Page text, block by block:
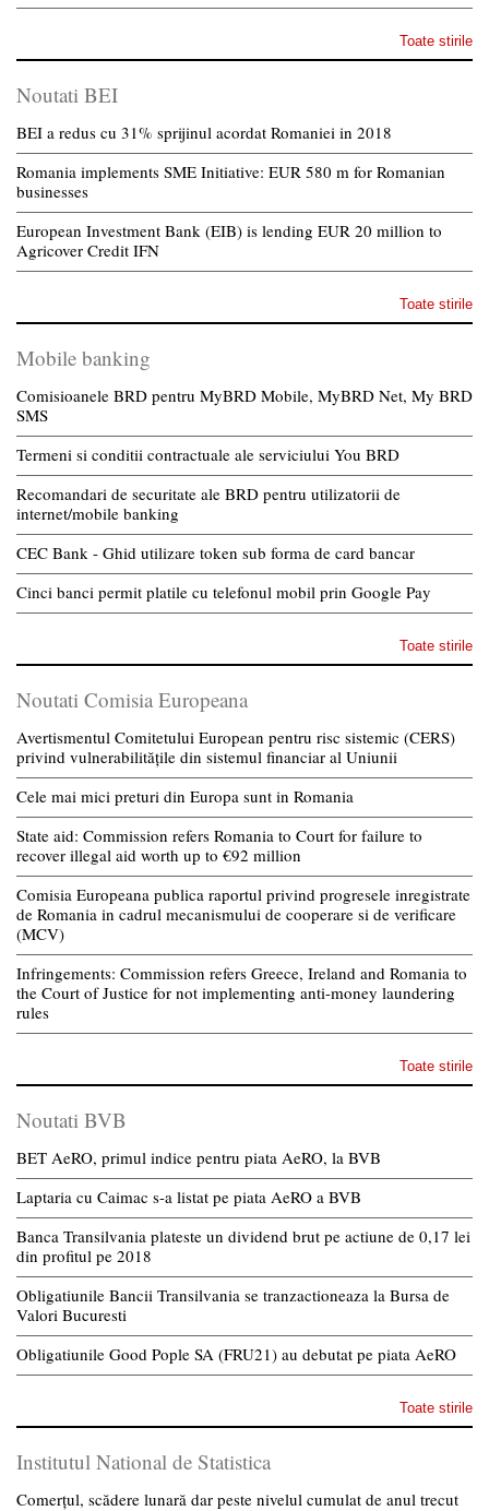
Toate stirile
Noutati BEI
BEI a redus cu 31% sprijinul acordat Romaniei in 2018
Romania implements SME Initiative: EUR 580 m for Romanian
businesses
European Investment Bank (EIB) is lending EUR 20 million to
Agricover Credit IFN
Toate stirile
Mobile banking
Comisioanele BRD pentru MyBRD Mobile, MyBRD Net, My BRD
SMS
Termeni si conditii contractuale ale serviciului You BRD
Recomandari de securitate ale BRD pentru utilizatorii de
internet/mobile banking
CEC Bank - Ghid utilizare token sub forma de card bancar
Cinci banci permit platile cu telefonul mobil prin Google Pay
Toate stirile
Noutati Comisia Europeana
Avertismentul Comitetului European pentru risc sistemic (CERS)
privind vulnerabilitățile din sistemul financiar al Uniunii
Cele mai mici preturi din Europa sunt in Romania
State aid: Commission refers Romania to Court for failure to
recover illegal aid worth up to €92 million
Comisia Europeana publica raportul privind progresele inregistrate
de Romania in cadrul mecanismului de cooperare si de verificare
(MCV)
Infringements: Commission refers Greece, Ireland and Romania to
the Court of Justice for not implementing anti-money laundering
rules
Toate stirile
Noutati BVB
BET AeRO, primul indice pentru piata AeRO, la BVB
Laptaria cu Caimac s-a listat pe piata AeRO a BVB
Banca Transilvania plateste un dividend brut pe actiune de 0,17 lei
din profitul pe 2018
Obligatiunile Bancii Transilvania se tranzactioneaza la Bursa de
Valori Bucuresti
Obligatiunile Good Pople SA (FRU21) au debutat pe piata AeRO
Toate stirile
Institutul National de Statistica
Comerțul, scădere lunară dar peste nivelul cumulat de anul trecut